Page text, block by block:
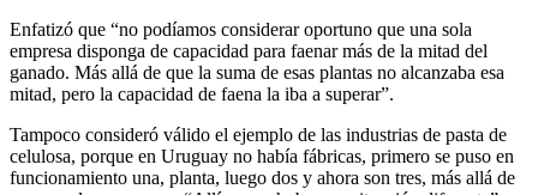
Enfatizó que “no podíamos considerar oportuno que una sola
empresa disponga de capacidad para faenar más de la mitad del
ganado. Más allá de que la suma de esas plantas no alcanzaba esa
mitad, pero la capacidad de faena la iba a superar”.
Tampoco consideró válido el ejemplo de las industrias de pasta de
celulosa, porque en Uruguay no había fábricas, primero se puso en
funcionamiento una, planta, luego dos y ahora son tres, más allá de